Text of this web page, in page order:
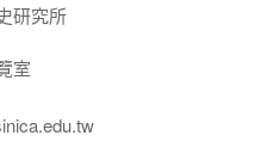
研究所
室